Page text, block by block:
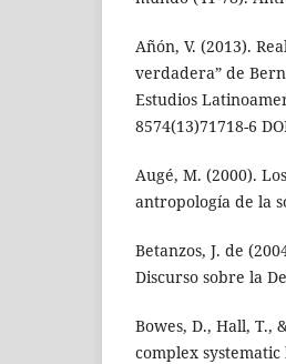
Añón, V. (2013).
verdadera” de
Estudios
8574(13)71718-6
Augé, M. (2000).
antropología de la
Betanzos, J. de
Discurso sobre la
Bowes, D., Hall, T.,
complex